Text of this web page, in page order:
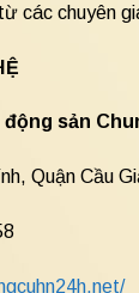
các chuyên
sản
Quận Cầu